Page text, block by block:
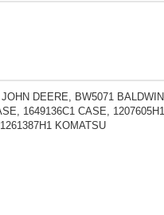
DEERE, BW5071
1649136C1 CASE,
KOMATSU